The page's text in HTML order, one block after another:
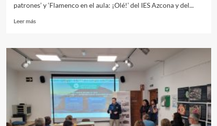
patrones’ y ‘Flamenco en el aula: ¡Olé!’ del IES Azcona y del...
Leer másLeer
La
Junta
dos
centros
educativos
Almería